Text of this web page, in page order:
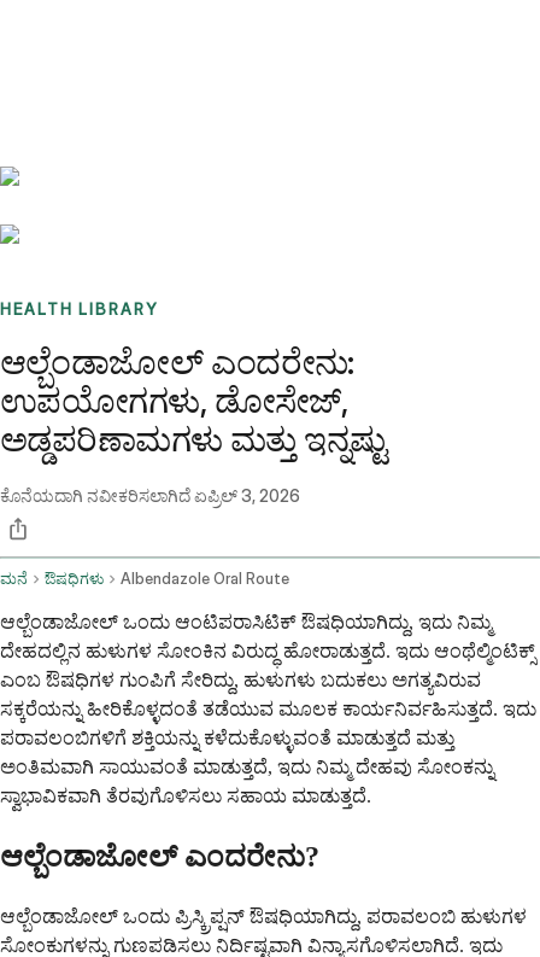
HEALTH LIBRARY
ಆಲ್ಬೆಂಡಾಜೋಲ್ ಎಂದರೇನು:
ಉಪಯೋಗಗಳು, ಡೋಸೇಜ್,
ಅಡ್ಡಪರಿಣಾಮಗಳು ಮತ್ತು ಇನ್ನಷ್ಟು
ಕೊನೆಯದಾಗಿ ನವೀಕರಿಸಲಾಗಿದೆಏಪ್ರಿಲ್ 3, 2026
ಮನೆ ಔಷಧಿಗಳು Albendazole Oral Route
ಆಲ್ಬೆಂಡಾಜೋಲ್ ಒಂದು ಆಂಟಿಪರಾಸಿಟಿಕ್ ಔಷಧಿಯಾಗಿದ್ದು, ಇದು ನಿಮ್ಮ
ದೇಹದಲ್ಲಿನ ಹುಳುಗಳ ಸೋಂಕಿನ ವಿರುದ್ಧ ಹೋರಾಡುತ್ತದೆ. ಇದು ಆಂಥೆಲ್ಮಿಂಟಿಕ್ಸ್
ಎಂಬ ಔಷಧಿಗಳ ಗುಂಪಿಗೆ ಸೇರಿದ್ದು, ಹುಳುಗಳು ಬದುಕಲು ಅಗತ್ಯವಿರುವ
ಸಕ್ಕರೆಯನ್ನು ಹೀರಿಕೊಳ್ಳದಂತೆ ತಡೆಯುವ ಮೂಲಕ ಕಾರ್ಯನಿರ್ವಹಿಸುತ್ತದೆ. ಇದು
ಪರಾವಲಂಬಿಗಳಿಗೆ ಶಕ್ತಿಯನ್ನು ಕಳೆದುಕೊಳ್ಳುವಂತೆ ಮಾಡುತ್ತದೆ ಮತ್ತು
ಅಂತಿಮವಾಗಿ ಸಾಯುವಂತೆ ಮಾಡುತ್ತದೆ, ಇದು ನಿಮ್ಮ ದೇಹವು ಸೋಂಕನ್ನು
ಸ್ವಾಭಾವಿಕವಾಗಿ ತೆರವುಗೊಳಿಸಲು ಸಹಾಯ ಮಾಡುತ್ತದೆ.
ಆಲ್ಬೆಂಡಾಜೋಲ್ ಎಂದರೇನು?
ಆಲ್ಬೆಂಡಾಜೋಲ್ ಒಂದು ಪ್ರಿಸ್ಕ್ರಿಪ್ಷನ್ ಔಷಧಿಯಾಗಿದ್ದು, ಪರಾವಲಂಬಿ ಹುಳುಗಳ
ಸೋಂಕುಗಳನ್ನು ಗುಣಪಡಿಸಲು ನಿರ್ದಿಷ್ಟವಾಗಿ ವಿನ್ಯಾಸಗೊಳಿಸಲಾಗಿದೆ. ಇದು